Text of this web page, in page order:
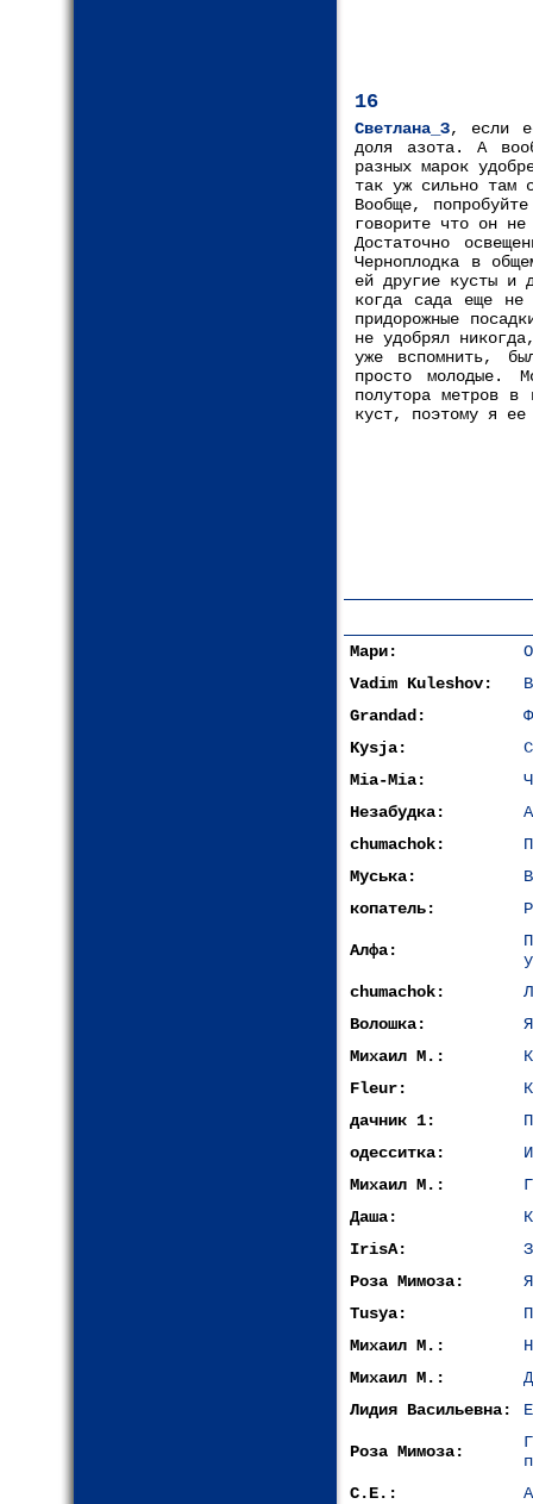
16
Светлана_З, если
доля азота. А
разных марок
так уж сильно там
Вообще,
говорите что он
Достаточно
Черноплодка в
ей другие кусты и
когда сада еще не
придорожные
не удобрял
уже вспомнить,
просто молодые.
полутора метров
куст, поэтому я
Мари:
Vadim Kuleshov:
Grandad:
Kysja:
Mia-Mia:
Незабудка:
chumachok:
Муська:
копатель:
Алфа:
chumachok:
Волошка:
Михаил М.:
Fleur:
дачник 1:
одесситка:
Михаил М.:
Даша:
IrisA:
Роза Мимоза:
Tusya:
Михаил М.:
Михаил М.:
Лидия Васильевна:
Роза Мимоза:
С.Е.: